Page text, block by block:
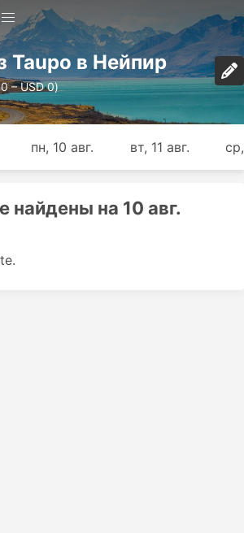
Taupo в Нейпир
– USD 0)
пн, 10 авг. вт, 11 авг.
найдены на 10 авг.